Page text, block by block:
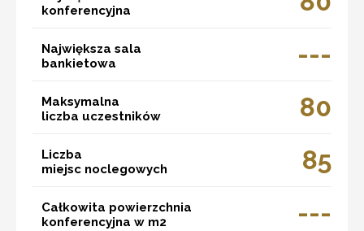
konferencyjna
Największa sala
bankietowa
---
Maksymalna
liczba uczestników
80
Liczba
miejsc noclegowych
85
Całkowita powierzchnia
konferencyjna w m2
---